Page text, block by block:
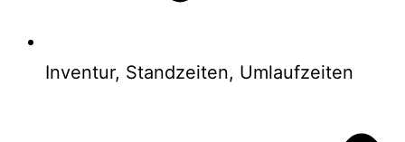
Inventur, Standzeiten, Umlaufzeiten